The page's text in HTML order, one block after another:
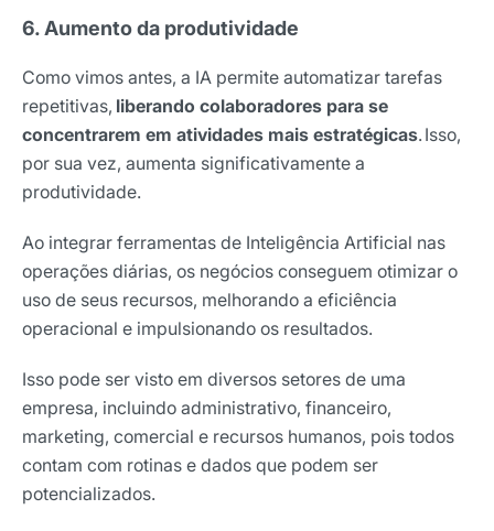
6. Aumento da produtividade
Como vimos antes, a IA permite automatizar tarefas
repetitivas, liberando colaboradores para se
concentrarem em atividades mais estratégicas. Isso,
por sua vez, aumenta significativamente a
produtividade.
Ao integrar ferramentas de Inteligência Artificial nas
operações diárias, os negócios conseguem otimizar o
uso de seus recursos, melhorando a eficiência
operacional e impulsionando os resultados.
Isso pode ser visto em diversos setores de uma
empresa, incluindo administrativo, financeiro,
marketing, comercial e recursos humanos, pois todos
contam com rotinas e dados que podem ser
potencializados.